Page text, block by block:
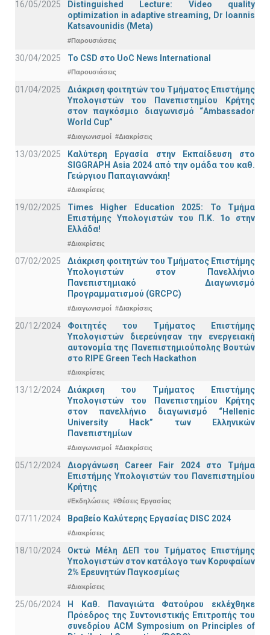
16/05/2025
Distinguished Lecture: Video quality
optimization in adaptive streaming, Dr Ioannis
Katsavounidis (Meta)
#Παρουσιάσεις
30/04/2025 To CSD στο UoC News International
#Παρουσιάσεις
01/04/2025
Διάκριση φοιτητών του Τμήματος Επιστήμης
Υπολογιστών του Πανεπιστημίου Κρήτης
στον παγκόσμιο διαγωνισμό “Ambassador
World Cup”
#Διαγωνισμοί #Διακρίσεις
13/03/2025
Καλύτερη Εργασία στην Εκπαίδευση στο
SIGGRAPH Asia 2024 από την ομάδα του καθ.
Γεώργιου Παπαγιαννάκη!
#Διακρίσεις
19/02/2025
Times Higher Education 2025: Το Τμήμα
Επιστήμης Υπολογιστών του Π.Κ. 1ο στην
Ελλάδα!
#Διακρίσεις
07/02/2025
Διάκριση φοιτητών του Τμήματος Επιστήμης
Υπολογιστών στον Πανελλήνιο
Πανεπιστημιακό Διαγωνισμό
Προγραμματισμού (GRCPC)
#Διαγωνισμοί #Διακρίσεις
20/12/2024
Φοιτητές του Τμήματος Επιστήμης
Υπολογιστών διερεύνησαν την ενεργειακή
αυτονομία της Πανεπιστημιούπολης Βουτών
στο RIPE Green Tech Hackathon
#Διακρίσεις
13/12/2024
Διάκριση του Τμήματος Επιστήμης
Υπολογιστών του Πανεπιστημίου Κρήτης
στον πανελλήνιο διαγωνισμό “Hellenic
University Hack” των Ελληνικών
Πανεπιστημίων
#Διαγωνισμοί #Διακρίσεις
05/12/2024
Διοργάνωση Career Fair 2024 στο Τμήμα
Επιστήμης Υπολογιστών του Πανεπιστημίου
Κρήτης
#Εκδηλώσεις #Θέσεις Εργασίας
07/11/2024 Βραβείο Καλύτερης Εργασίας DISC 2024
#Διακρίσεις
18/10/2024
Οκτώ Μέλη ΔΕΠ του Τμήματος Επιστήμης
Υπολογιστών στον κατάλογο των Κορυφαίων
2% Ερευνητών Παγκοσμίως
#Διακρίσεις
25/06/2024
Η Καθ. Παναγιώτα Φατούρου εκλέχθηκε
Πρόεδρος της Συντονιστικής Επιτροπής του
συνεδρίου ACM Symposium on Principles of